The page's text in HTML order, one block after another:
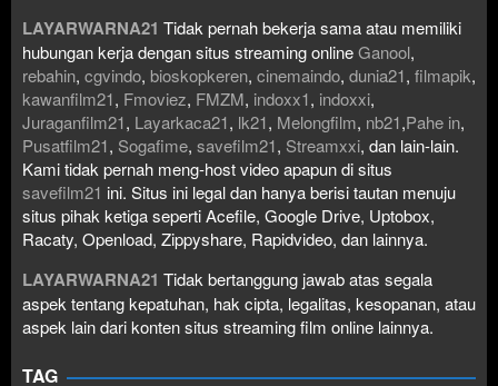
LAYARWARNA21 Tidak pernah bekerja sama atau memiliki
hubungan kerja dengan situs streaming onlineGanool,
rebahin, cgvindo, bioskopkeren, cinemaindo, dunia21, filmapik,
kawanfilm21, Fmoviez, FMZM, indoxx1, indoxxi,
Juraganfilm21, Layarkaca21, lk21, Melongfilm, nb21,Pahe in,
Pusatfilm21, Sogafime, savefilm21, Streamxxi, dan lain-lain.
Kami tidak pernah meng-host video apapun di situs
savefilm21 ini. Situs ini legal dan hanya berisi tautan menuju
situs pihak ketiga seperti Acefile, Google Drive, Uptobox,
Racaty, Openload, Zippyshare, Rapidvideo, dan lainnya.
LAYARWARNA21 Tidak bertanggung jawab atas segala
aspek tentang kepatuhan, hak cipta, legalitas, kesopanan, atau
aspek lain dari konten situs streaming film online lainnya.
TAG